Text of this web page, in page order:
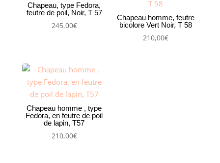
Chapeau, type Fedora,
feutre de poil, Noir, T 57
245,00€
Chapeau homme, feutre
bicolore Vert Noir, T 58
210,00€
Chapeau homme , type
Fedora, en feutre de poil
de lapin, T57
210,00€